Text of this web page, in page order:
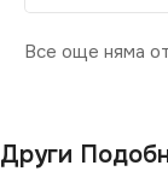
Все още няма
Други